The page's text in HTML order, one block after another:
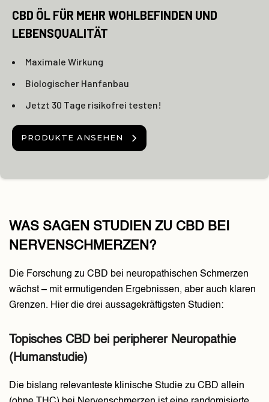
CBD ÖL FÜR MEHR WOHLBEFINDEN UND
LEBENSQUALITÄT
Maximale Wirkung
Biologischer Hanfanbau
Jetzt 30 Tage risikofrei testen!
PRODUKTE ANSEHEN
WAS SAGEN STUDIEN ZU CBD BEI
NERVENSCHMERZEN?
Die Forschung zu CBD bei neuropathischen Schmerzen
wächst – mit ermutigenden Ergebnissen, aber auch klaren
Grenzen. Hier die drei aussagekräftigsten Studien:
Topisches CBD bei peripherer Neuropathie
(Humanstudie)
Die bislang relevanteste klinische Studie zu CBD allein